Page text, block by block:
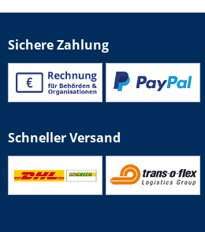
Sichere Zahlung
Schneller Versand